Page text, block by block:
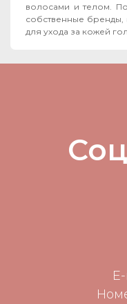
волосами и телом. Помимо производства для наших партнёров, мы развиваем
собственные бренды,
для ухода за кожей